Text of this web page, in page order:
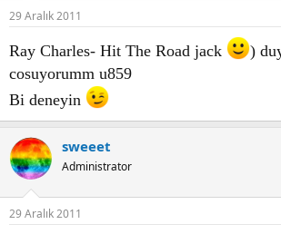
29 Aralık 2011
Ray Charles- Hit The Road jack
)
cosuyorumm u859
Bi deneyin
sweeet
Administrator
29 Aralık 2011